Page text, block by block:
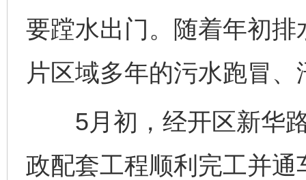
要蹚水出门。随着年初
片区域多年的污水跑冒
5月初，经开区新华
政配套工程顺利完工并